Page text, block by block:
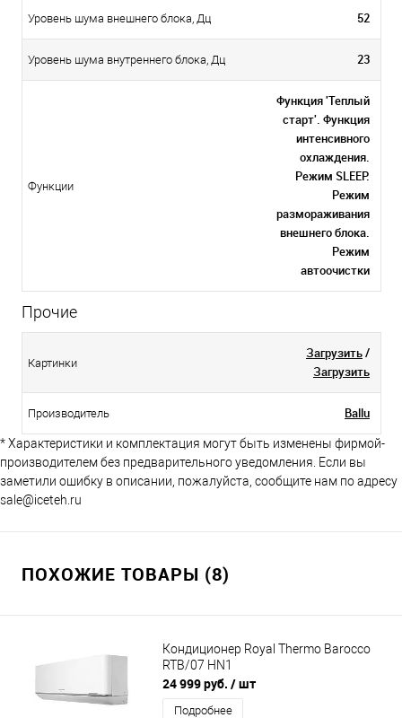
Уровень шума внешнего блока, Дц 52
Уровень шума внутреннего блока, Дц 23
Функции
Функция 'Теплый
старт'. Функция
интенсивного
охлаждения.
Режим SLEEP.
Режим
размораживания
внешнего блока.
Режим
автоочистки
Прочие
Картинки
Загрузить/
Загрузить
Производитель Ballu
* Характеристики и комплектация могут быть изменены фирмой-
производителем без предварительного уведомления. Если вы
заметили ошибку в описании, пожалуйста, сообщите нам по адресу
sale@iceteh.ru
ПОХОЖИЕ ТОВАРЫ (8)
Кондиционер Royal Thermo Barocco
RTB/07 HN1
24 999 руб. / шт
Подробнее